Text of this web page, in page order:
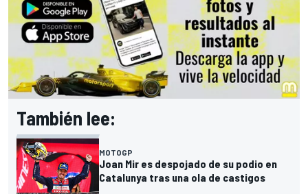
También lee:
MOTOGP
Joan Mir es despojado de su podio en
Catalunya tras una ola de castigos